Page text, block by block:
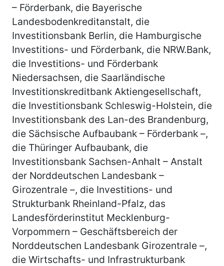
– Förderbank, die Bayerische
Landesbodenkreditanstalt, die
Investitionsbank Berlin, die Hamburgische
Investitions- und Förderbank, die NRW.Bank,
die Investitions- und Förderbank
Niedersachsen, die Saarländische
Investitionskreditbank Aktiengesellschaft,
die Investitionsbank Schleswig-Holstein, die
Investitionsbank des Lan-des Brandenburg,
die Sächsische Aufbaubank – Förderbank –,
die Thüringer Aufbaubank, die
Investitionsbank Sachsen-Anhalt – Anstalt
der Norddeutschen Landesbank –
Girozentrale –, die Investitions- und
Strukturbank Rheinland-Pfalz, das
Landesförderinstitut Mecklenburg-
Vorpommern – Geschäftsbereich der
Norddeutschen Landesbank Girozentrale –,
die Wirtschafts- und Infrastrukturbank